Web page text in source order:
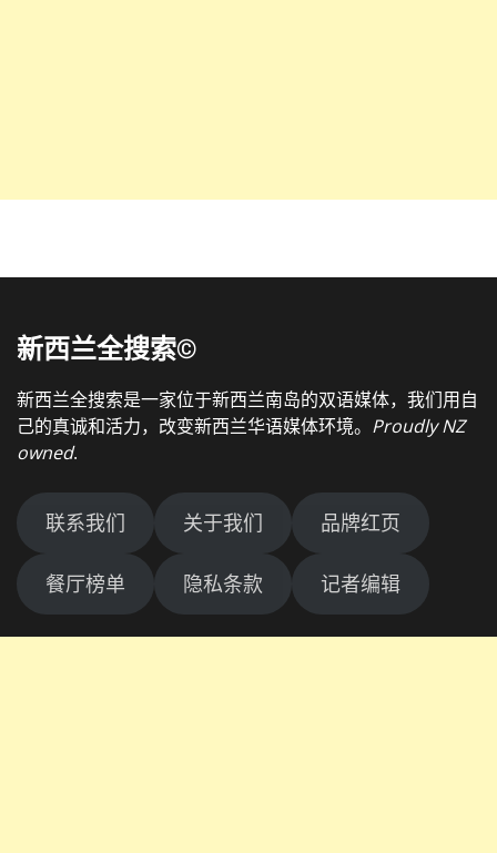
新西兰全搜索©
新西兰全搜索是一家位于新西兰南岛的双语媒体，我们用自
己的真诚和活力，改变新西兰华语媒体环境。 Proudly NZ
owned.
联系我们 关于我们 品牌红页
餐厅榜单 隐私条款 记者编辑